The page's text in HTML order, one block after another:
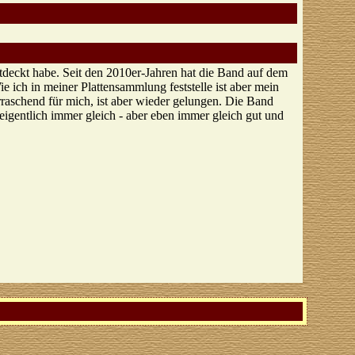
habe. Seit den 2010er-Jahren hat die Band auf dem
ich in meiner Plattensammlung feststelle ist aber mein
für mich, ist aber wieder gelungen. Die Band
immer gleich - aber eben immer gleich gut und